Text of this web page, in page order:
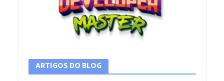
ARTIGOS DO BLOG